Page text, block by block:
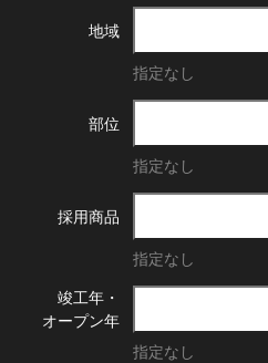
地域
指定なし
部位
指定なし
採用商品
指定なし
竣工年・
オープン年
指定なし